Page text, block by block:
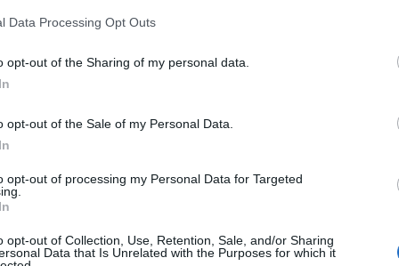
Data Processing Opt Outs
opt-out of the Sharing of my personal data.
opt-out of the Sale of my Personal Data.
opt-out of processing my Personal Data for Targeted
opt-out of Collection, Use, Retention, Sale, and/or Sharing
Data that Is Unrelated with the Purposes for which it
και σύζυγο του θύματος είπε “Θα σας
τη 43χρονη γυναίκα, η οποία είναι
βγαίνοντας πυροβόλησε ξανά.
αστυνομικές δυνάμεις που συνέλαβαν τον
στο αυτοκίνητό του, εμφανώς υπό την
οδών Θησέως και Αγησιλάου.
τύπου ούζι, που χρησιμοποίησε στην
τον αδελφό της στο Μetropolitan, ενώ
στην πλάτη.